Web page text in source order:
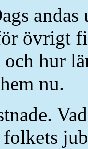
övrigt
hur
nu.